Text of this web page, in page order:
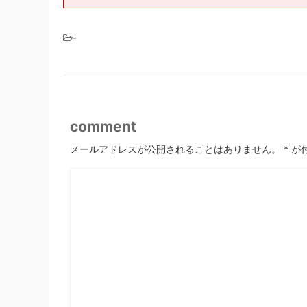
-
comment
メールアドレスが公開されることはありません。 * が